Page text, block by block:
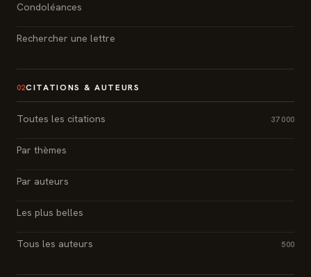
Condoléances
Rechercher une lettre
02CITATIONS & AUTEURS
Toutes les citations 37 000
Par thèmes
Par auteurs
Les plus belles
Tous les auteurs 500